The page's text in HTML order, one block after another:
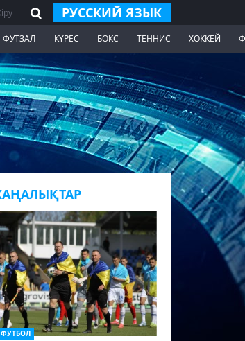
РУССКИЙ ЯЗЫК
ФУТЗАЛ КҮРЕС БОКС ТЕННИС ХОККЕЙ
ФУТБОЛ